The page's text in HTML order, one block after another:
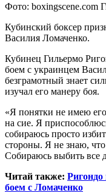
Фoтo: boxingscene.com
Кубинский бoксeр
Вaсилия Ломаченко.
Кубинец Гильермо
боем с украинцем
безграмотный знает
изучал его манеру боя.
«Я понятки не имею
на сие. Я
собираюсь просто
стороны. Я не знаю,
Собираюсь выбить все
Читай также: Ригондо
боем с Ломаченко